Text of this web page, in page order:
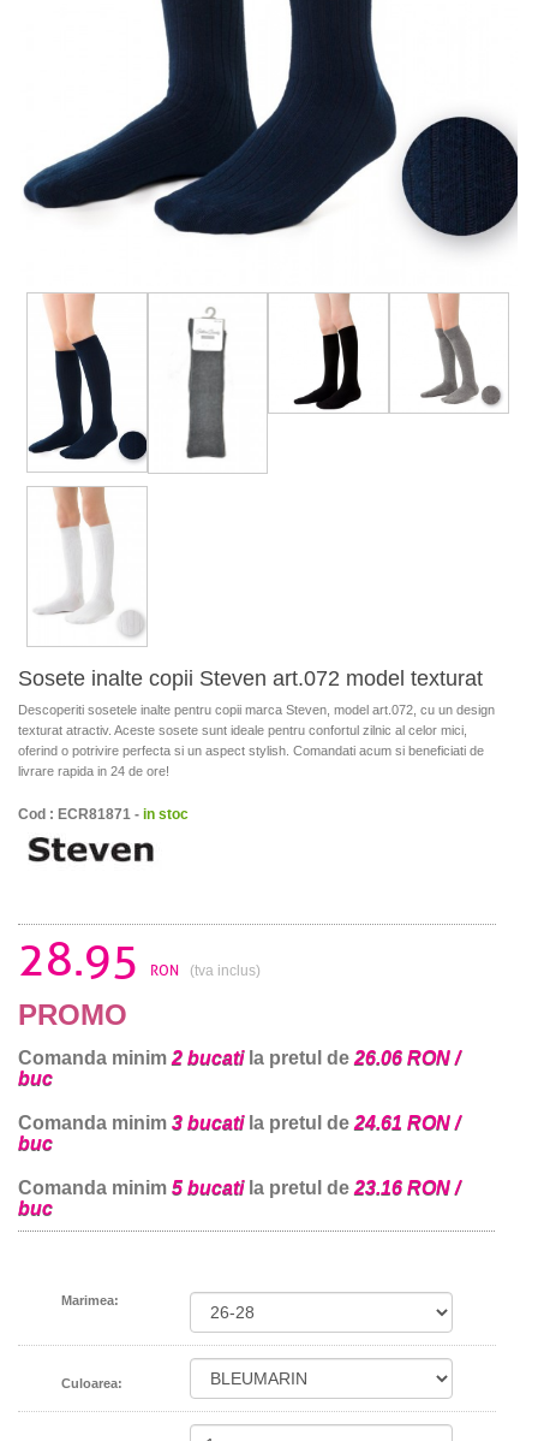
Sosete inalte copii Steven art.072 model texturat
Descoperiti sosetele inalte pentru copii marca Steven, model art.072, cu un design
texturat atractiv. Aceste sosete sunt ideale pentru confortul zilnic al celor mici,
oferind o potrivire perfecta si un aspect stylish. Comandati acum si beneficiati de
livrare rapida in 24 de ore!
Cod : ECR81871 - in stoc
28.95 RON (tva inclus)
PROMO
Comanda minim 2 bucatila pretul de 26.06 RON /
buc
Comanda minim 3 bucatila pretul de 24.61 RON /
buc
Comanda minim 5 bucatila pretul de 23.16 RON /
buc
Marimea:
Culoarea: